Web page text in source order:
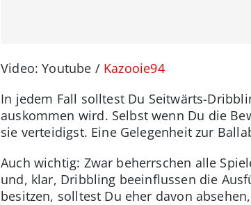
Video: Youtube / Kazooie94
In jedem Fall solltest Du Seitwärts-
auskommen wird. Selbst wenn Du die
sie verteidigst. Eine Gelegenheit zur
Auch wichtig: Zwar beherrschen alle
und, klar, Dribbling beeinflussen die
besitzen, solltest Du eher davon